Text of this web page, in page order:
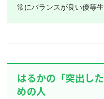
常にバランスが良い優等生
はるかの「突出し
めの人